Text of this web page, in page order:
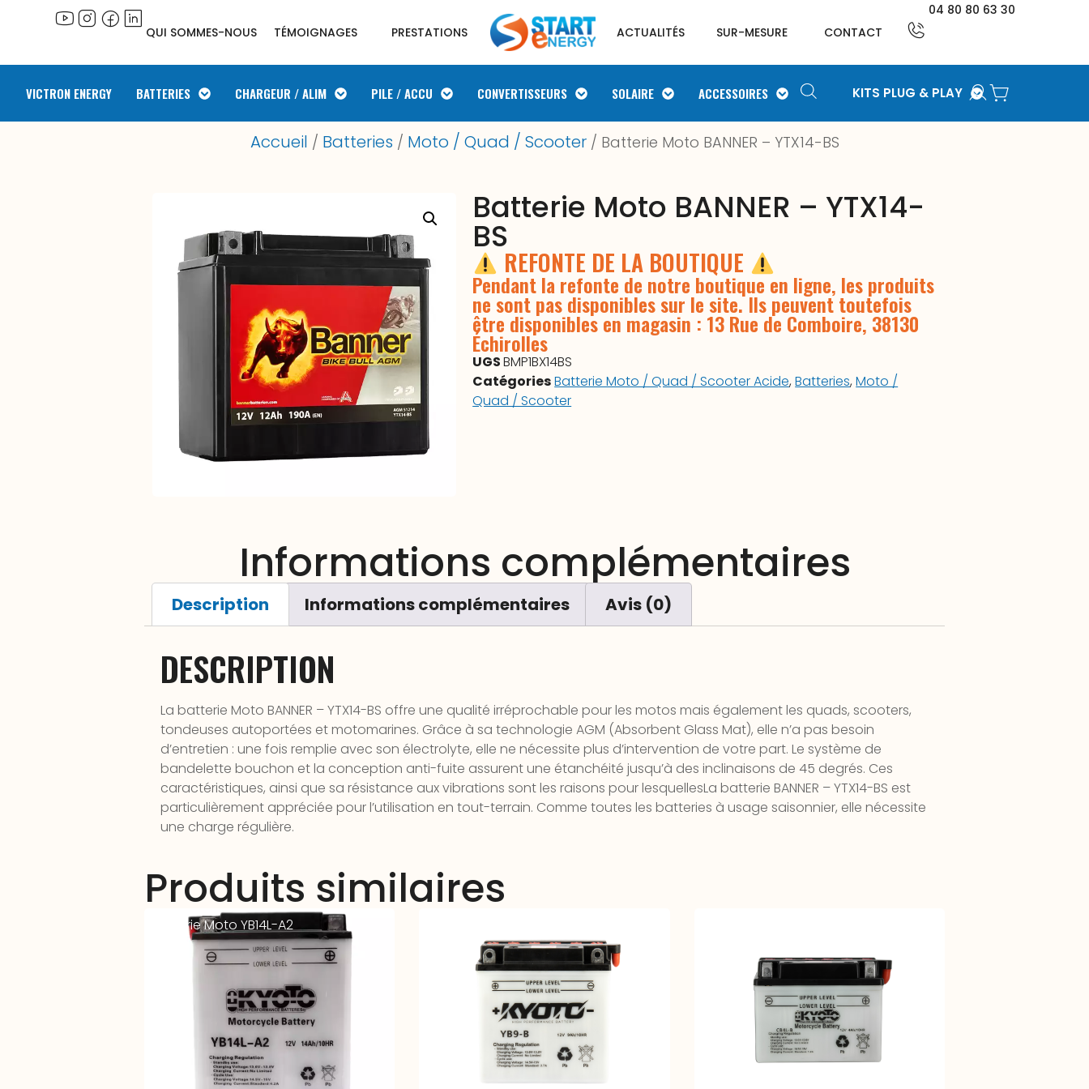
QUI SOMMES-NOUS TÉMOIGNAGES PRESTATIONS ACTUALITÉS SUR-MESURE CONTACT
04 80 80 63 30
VICTRON ENERGY BATTERIES CHARGEUR / ALIM PILE / ACCU CONVERTISSEURS SOLAIRE ACCESSOIRES KITS PLUG & PLAY
Accueil / Batteries / Moto / Quad / Scooter/ Batterie Moto BANNER – YTX14-BS
Batterie Moto BANNER – YTX14-
BS
REFONTE DE LA BOUTIQUE
Pendant la refonte de notre boutique en ligne, les produits
ne sont pas disponibles sur le site. Ils peuvent toutefois
être disponibles en magasin : 13 Rue de Comboire, 38130
Échirolles
UGSBMP1BX14BS
CatégoriesBatterie Moto / Quad / Scooter Acide,Batteries,Moto /
Quad / Scooter
Informations complémentaires
Description Informations complémentaires Avis (0)
DESCRIPTION
La batterie Moto BANNER – YTX14-BS offre une qualité irréprochable pour les motos mais également les quads, scooters,
tondeuses autoportées et motomarines. Grâce à sa technologie AGM (Absorbent Glass Mat), elle n’a pas besoin
d’entretien : une fois remplie avec son électrolyte, elle ne nécessite plus d’intervention de votre part. Le système de
bandelette bouchon et la conception anti-fuite assurent une étanchéité jusqu’à des inclinaisons de 45 degrés. Ces
caractéristiques, ainsi que sa résistance aux vibrations sont les raisons pour lesquellesLa batterie BANNER – YTX14-BS est
particulièrement appréciée pour l’utilisation en tout-terrain. Comme toutes les batteries à usage saisonnier, elle nécessite
une charge régulière.
Produits similaires
Batterie Moto YB14L-A2